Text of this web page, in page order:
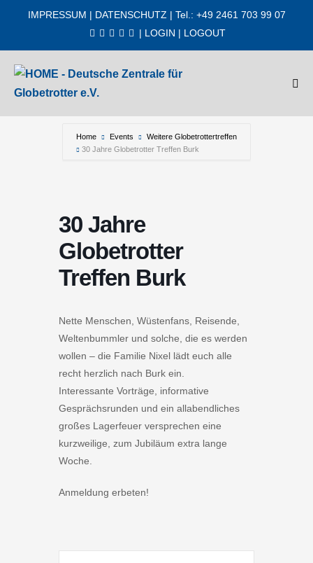
IMPRESSUM | DATENSCHUTZ | Tel.: +49 2461 703 99 07
| LOGIN | LOGOUT
Home Events
Weitere Globetrottertreffen
30 Jahre Globetrotter Treffen Burk
30 Jahre
Globetrotter
Treffen Burk
Nette Menschen, Wüstenfans, Reisende,
Weltenbummler und solche, die es werden
wollen – die Familie Nixel lädt euch alle
recht herzlich nach Burk ein.
Interessante Vorträge, informative
Gesprächsrunden und ein allabendliches
großes Lagerfeuer versprechen eine
kurzweilige, zum Jubiläum extra lange
Woche.
Anmeldung erbeten!